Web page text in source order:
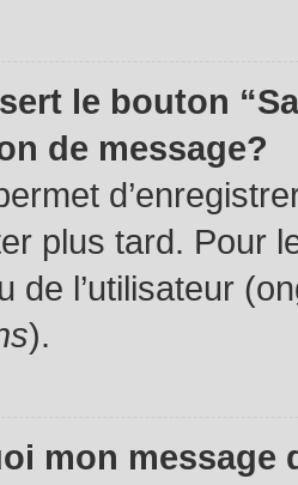
le bouton
de message?
plus tard. Pour
de l’utilisateur
).
mon message